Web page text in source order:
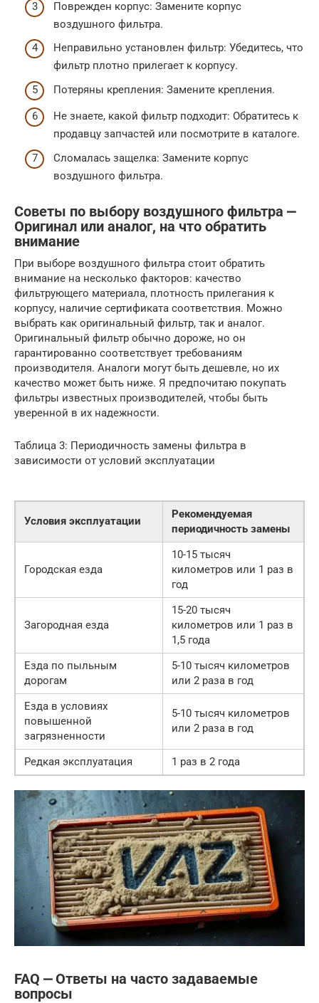
Поврежден корпус: Замените корпус
воздушного фильтра.
Неправильно установлен фильтр: Убедитесь, что
фильтр плотно прилегает к корпусу.
Потеряны крепления: Замените крепления.
Не знаете, какой фильтр подходит: Обратитесь к
продавцу запчастей или посмотрите в каталоге.
Сломалась защелка: Замените корпус
воздушного фильтра.
Советы по выбору воздушного фильтра ⎼
Оригинал или аналог, на что обратить
внимание
При выборе воздушного фильтра стоит обратить
внимание на несколько факторов: качество
фильтрующего материала, плотность прилегания к
корпусу, наличие сертификата соответствия. Можно
выбрать как оригинальный фильтр, так и аналог.
Оригинальный фильтр обычно дороже, но он
гарантированно соответствует требованиям
производителя. Аналоги могут быть дешевле, но их
качество может быть ниже. Я предпочитаю покупать
фильтры известных производителей, чтобы быть
уверенной в их надежности.
Таблица 3: Периодичность замены фильтра в
зависимости от условий эксплуатации
Условия эксплуатации
Рекомендуемая
периодичность замены
Городская езда
10-15 тысяч
километров или 1 раз в
год
Загородная езда
15-20 тысяч
километров или 1 раз в
1,5 года
Езда по пыльным
дорогам
5-10 тысяч километров
или 2 раза в год
Езда в условиях
повышенной
загрязненности
5-10 тысяч километров
или 2 раза в год
Редкая эксплуатация 1 раз в 2 года
FAQ ⎼ Ответы на часто задаваемые
вопросы